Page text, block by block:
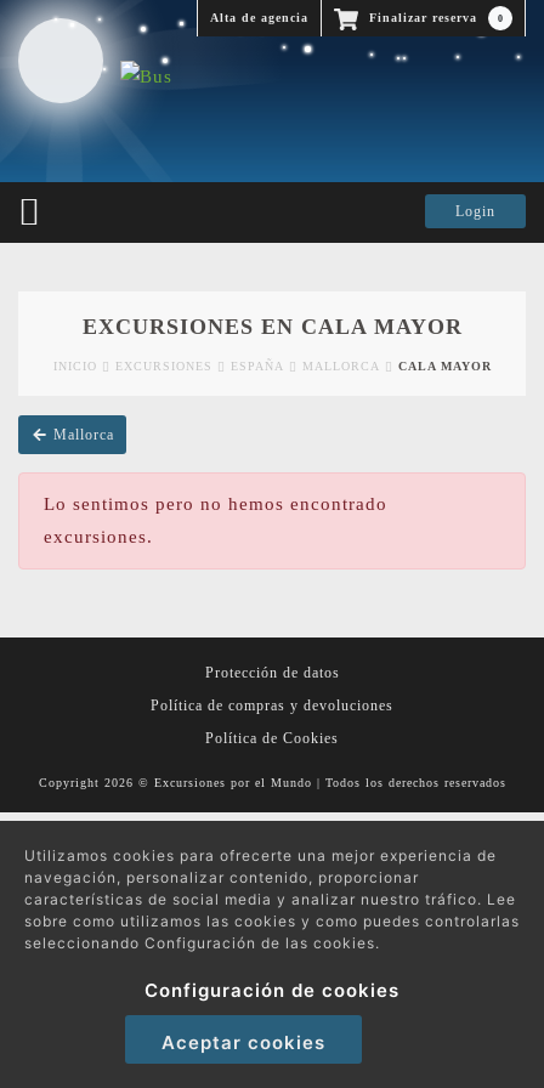
Finalizar reserva 0
Alta de agencia
EXCURSIONES EN CALA MAYOR
INICIO EXCURSIONES ESPAÑA MALLORCA CALA MAYOR
Mallorca
Lo sentimos pero no hemos encontrado
excursiones.
Protección de datos
Política de compras y devoluciones
Política de Cookies
Copyright 2026 © Excursiones por el Mundo | Todos los derechos reservados
Utilizamos cookies para ofrecerte una mejor experiencia de
navegación, personalizar contenido, proporcionar
características de social media y analizar nuestro tráfico. Lee
sobre como utilizamos las cookies y como puedes controlarlas
seleccionando Configuración de las cookies.
Configuración de cookies
Aceptar cookies